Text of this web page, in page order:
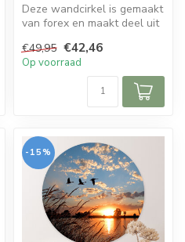
Deze wandcirkel is gemaakt
van forex en maakt deel uit
€49,95 €42,46
Op voorraad
-15%